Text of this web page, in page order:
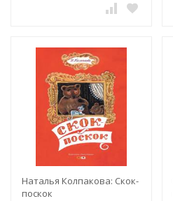
Наталья Колпакова: Скок-
поскок